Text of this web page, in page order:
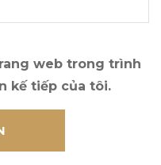
web trong trình
kế tiếp của tôi.